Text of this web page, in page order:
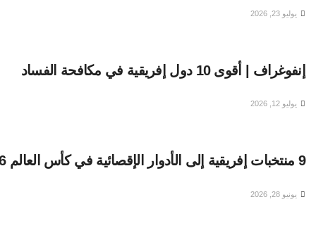
يوليو 23, 2026
إنفوغراف | أقوى 10 دول إفريقية في مكافحة الفساد
يوليو 12, 2026
9 منتخبات إفريقية إلى الأدوار الإقصائية في كأس العالم 2026
يونيو 28, 2026